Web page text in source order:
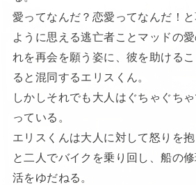
愛ってなんだ？恋愛ってなんだ！
ように思える逃亡者ことマッドの
れを再会を願う姿に、彼を助ける
ると混同するエリスくん。
しかしそれでも大人はぐちゃぐち
っている。
エリスくんは大人に対して怒りを
と二人でバイクを乗り回し、船の
活をゆだねる。